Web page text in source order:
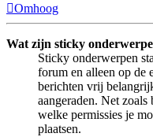
Omhoog
Wat zijn sticky
Sticky onderwerpen
forum en alleen op de
berichten vrij
aangeraden. Net zoals
welke permissies je
plaatsen.